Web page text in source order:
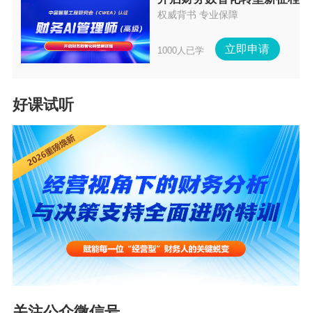
明、对应业务的合同或协议、非现金方式支付的付款
凭证，这三项为硬性必备资料，以现金方式支付的，
无法适用该条款；
02、需形成完整证据链：除必备资料外，建议同步留
无需做纳税调增。
问题三：
哪些凭证，绝对不能作为企业所得税税前扣除凭证？
28号公告政策原文
第十二条 企业取得私自印制、伪造、变造、作废、开
权威背书 专业保障
1000人已学 立即申请
好课试听